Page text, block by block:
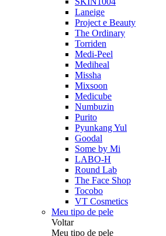
Laneige
Project e Beauty
The Ordinary
Torriden
Medi-Peel
Mediheal
Missha
Mixsoon
Medicube
Numbuzin
Purito
Pyunkang Yul
Goodal
Some by Mi
LABO-H
Round Lab
The Face Shop
Tocobo
VT Cosmetics
Meu tipo de pele
Voltar
Meu tipo de pele